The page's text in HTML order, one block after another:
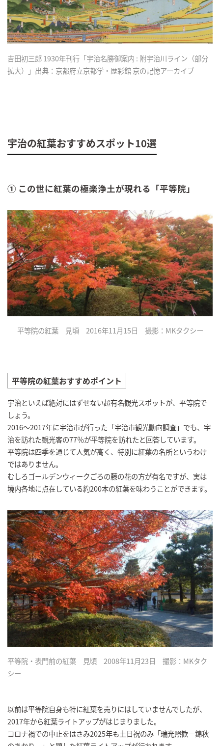
吉田初三郎 1930年刊行「宇治名勝御案内 : 附宇治川ライン（部分
拡大）」出典：京都府立京都学・歴彩館 京の記憶アーカイブ
宇治の紅葉おすすめスポット10選
① この世に紅葉の極楽浄土が現れる「平等院」
平等院の紅葉 見頃 2016年11月15日 撮影：MKタクシー
平等院の紅葉おすすめポイント
宇治といえば絶対にはずせない超有名観光スポットが、平等院で
しょう。
2016～2017年に宇治市が行った「宇治市観光動向調査」でも、宇
治を訪れた観光客の77％が平等院を訪れたと回答しています。
平等院は四季を通じて人気が高く、特別に紅葉の名所というわけ
ではありません。
むしろゴールデンウィークごろの藤の花の方が有名ですが、実は
境内各地に点在している約200本の紅葉を味わうことができます。
平等院・表門前の紅葉 見頃 2008年11月23日 撮影：MKタク
シー
以前は平等院自身も特に紅葉を売りにはしていませんでしたが、
2017年から紅葉ライトアップがはじまりました。
コロナ禍での中止をはさみ2025年も土日祝のみ「瑞光照歓―錦秋